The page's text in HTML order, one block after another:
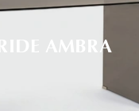
IRIDE AMBRA